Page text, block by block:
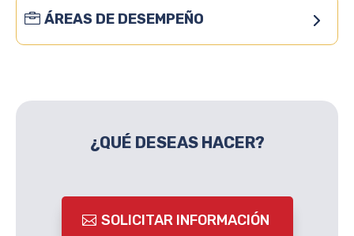
ÁREAS DE DESEMPEÑO
¿QUÉ DESEAS HACER?
SOLICITAR INFORMACIÓN